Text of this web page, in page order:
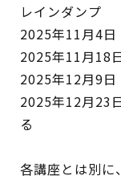
レインダンプ
2025年11月4日
2025年11月18
2025年12月9日
2025年12月23
る
各講座とは別に